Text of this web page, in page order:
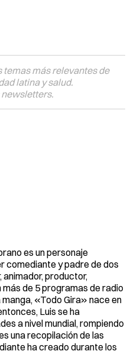
más relevantes de
latina y salud.
es un personaje
comediante y padre de dos
animador, productor,
de 5 programas de radio
«Todo Gira» nace en
Luis se ha
a nivel mundial, rompiendo
una recopilación de las
ha creado durante los